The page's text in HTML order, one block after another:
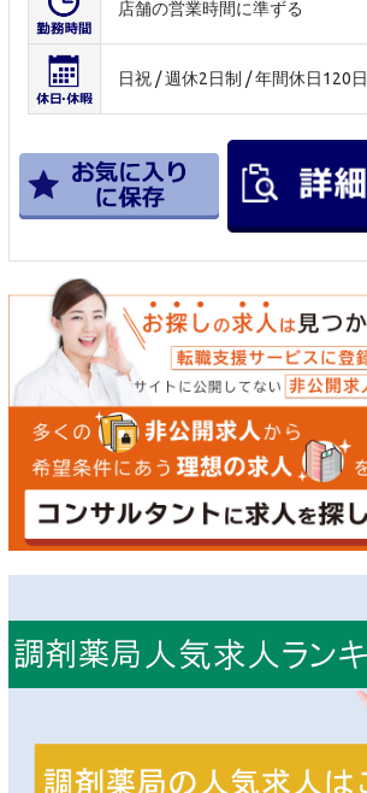
店舗の営業時間に準ずる
日祝 / 週休2日制 / 年間休日120日